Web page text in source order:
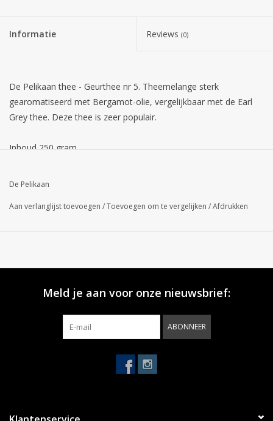
Informatie Reviews (0)
De Pelikaan thee - Geurthee nr 5. Theemelange sterk
gearomatiseerd met Bergamot-olie, vergelijkbaar met de Earl
Grey thee. Deze thee is zeer populair.
Inhoud 250 gram.
De Pelikaan
Aan verlanglijst toevoegen /Toevoegen om te vergelijken /Afdrukken
Meld je aan voor onze nieuwsbrief:
ABONNEER